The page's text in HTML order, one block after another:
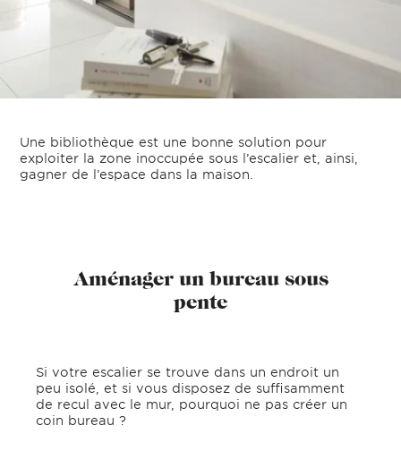
Une bibliothèque est une bonne solution pour
exploiter la zone inoccupée sous l’escalier et, ainsi,
gagner de l’espace dans la maison.
Aménager un bureau sous
pente
Si votre escalier se trouve dans un endroit un
peu isolé, et si vous disposez de suffisamment
de recul avec le mur, pourquoi ne pas créer un
coin bureau ?